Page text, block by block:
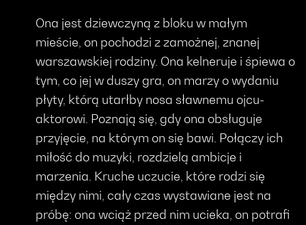
Ona jest dziewczyną z bloku w małym
mieście, on pochodzi z zamożnej, znanej
warszawskiej rodziny. Ona kelneruje i śpiewa o
tym, co jej w duszy gra, on marzy o wydaniu
płyty, którą utarłby nosa sławnemu ojcu-
aktorowi. Poznają się, gdy ona obsługuje
przyjęcie, na którym on się bawi. Połączy ich
miłość do muzyki, rozdzielą ambicje i
marzenia. Kruche uczucie, które rodzi się
między nimi, cały czas wystawiane jest na
próbę: ona wciąż przed nim ucieka, on potrafi